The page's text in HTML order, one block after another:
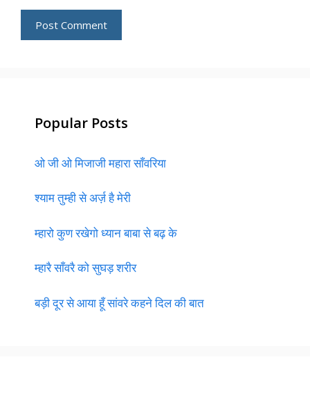
Popular Posts
ओ जी ओ मिजाजी महारा साँवरिया
श्याम तुम्ही से अर्ज़ है मेरी
म्हारो कुण रखेगो ध्यान बाबा से बढ़ के
म्हारै साँवरै को सुघड़ शरीर
बड़ी दूर से आया हूँ सांवरे कहने दिल की बात